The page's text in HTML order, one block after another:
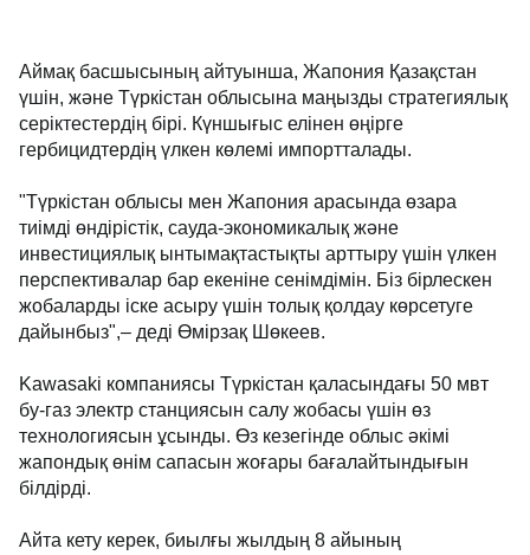
Аймақ басшысының айтуынша, Жапония Қазақстан
үшін, және Түркістан облысына маңызды стратегиялық
серіктестердің бірі. Күншығыс елінен өңірге
гербицидтердің үлкен көлемі импортталады.
"Түркістан облысы мен Жапония арасында өзара
тиімді өндірістік, сауда-экономикалық және
инвестициялық ынтымақтастықты арттыру үшін үлкен
перспективалар бар екеніне сенімдімін. Біз бірлескен
жобаларды іске асыру үшін толық қолдау көрсетуге
дайынбыз",– деді Өмірзақ Шөкеев.
Kawasaki компаниясы Түркістан қаласындағы 50 мвт
бу-газ электр станциясын салу жобасы үшін өз
технологиясын ұсынды. Өз кезегінде облыс әкімі
жапондық өнім сапасын жоғары бағалайтындығын
білдірді.
Айта кету керек, биылғы жылдың 8 айының